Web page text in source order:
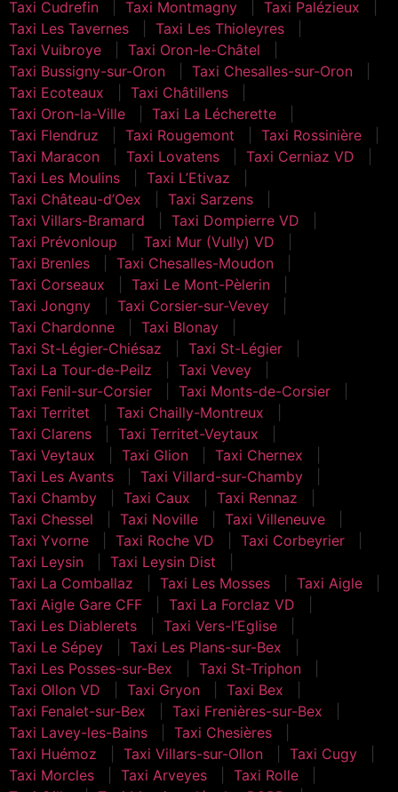
Taxi Cudrefin
Taxi Montmagny
Taxi Palézieux
Taxi Les Tavernes
Taxi Les Thioleyres
Taxi Vuibroye
Taxi Oron-le-Châtel
Taxi Bussigny-sur-Oron
Taxi Chesalles-sur-Oron
Taxi Ecoteaux
Taxi Châtillens
Taxi Oron-la-Ville
Taxi La Lécherette
Taxi Flendruz
Taxi Rougemont
Taxi Rossinière
Taxi Maracon
Taxi Lovatens
Taxi Cerniaz VD
Taxi Les Moulins
Taxi L’Etivaz
Taxi Château-d’Oex
Taxi Sarzens
Taxi Villars-Bramard
Taxi Dompierre VD
Taxi Prévonloup
Taxi Mur (Vully) VD
Taxi Brenles
Taxi Chesalles-Moudon
Taxi Corseaux
Taxi Le Mont-Pèlerin
Taxi Jongny
Taxi Corsier-sur-Vevey
Taxi Chardonne
Taxi Blonay
Taxi St-Légier-Chiésaz
Taxi St-Légier
Taxi La Tour-de-Peilz
Taxi Vevey
Taxi Fenil-sur-Corsier
Taxi Monts-de-Corsier
Taxi Territet
Taxi Chailly-Montreux
Taxi Clarens
Taxi Territet-Veytaux
Taxi Veytaux
Taxi Glion
Taxi Chernex
Taxi Les Avants
Taxi Villard-sur-Chamby
Taxi Chamby
Taxi Caux
Taxi Rennaz
Taxi Chessel
Taxi Noville
Taxi Villeneuve
Taxi Yvorne
Taxi Roche VD
Taxi Corbeyrier
Taxi Leysin
Taxi Leysin Dist
Taxi La Comballaz
Taxi Les Mosses
Taxi Aigle
Taxi Aigle Gare CFF
Taxi La Forclaz VD
Taxi Les Diablerets
Taxi Vers-l’Eglise
Taxi Le Sépey
Taxi Les Plans-sur-Bex
Taxi Les Posses-sur-Bex
Taxi St-Triphon
Taxi Ollon VD
Taxi Gryon
Taxi Bex
Taxi Fenalet-sur-Bex
Taxi Frenières-sur-Bex
Taxi Lavey-les-Bains
Taxi Chesières
Taxi Huémoz
Taxi Villars-sur-Ollon
Taxi Cugy
Taxi Morcles
Taxi Arveyes
Taxi Rolle